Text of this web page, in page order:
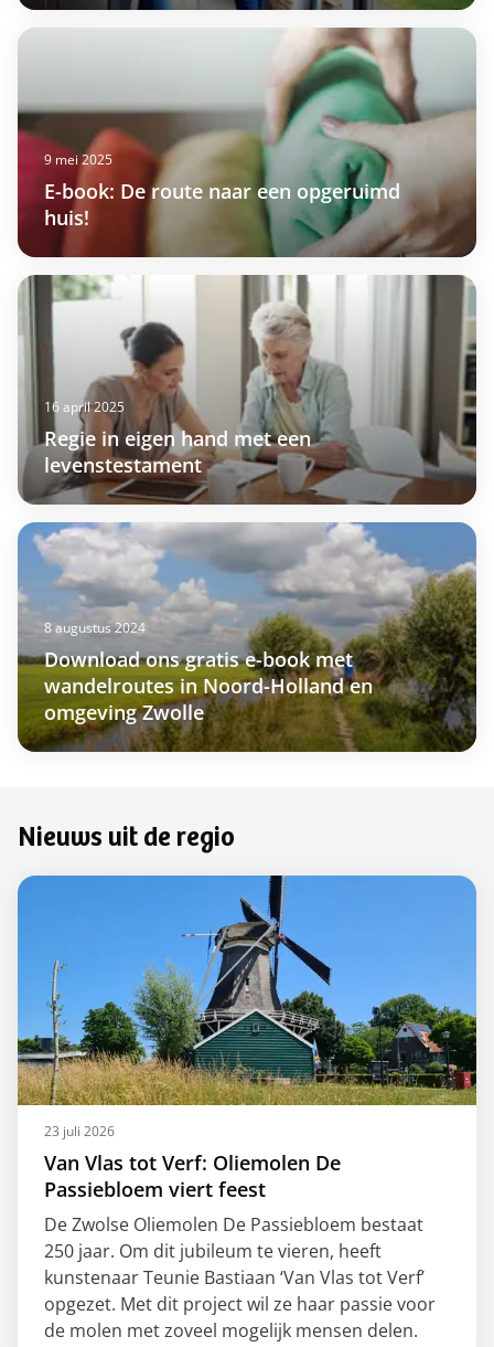
E-book: De route naar een opgeruimd
huis!
9 mei 2025
Regie in eigen hand met een
levenstestament
16 april 2025
Download ons gratis e-book met
wandelroutes in Noord-Holland en
omgeving Zwolle
8 augustus 2024
Nieuws uit de regio
Van Vlas tot Verf: Oliemolen De
Passiebloem viert feest
23 juli 2026
De Zwolse Oliemolen De Passiebloem bestaat
250 jaar. Om dit jubileum te vieren, heeft
kunstenaar Teunie Bastiaan ‘Van Vlas tot Verf’
opgezet. Met dit project wil ze haar passie voor
de molen met zoveel mogelijk mensen delen.